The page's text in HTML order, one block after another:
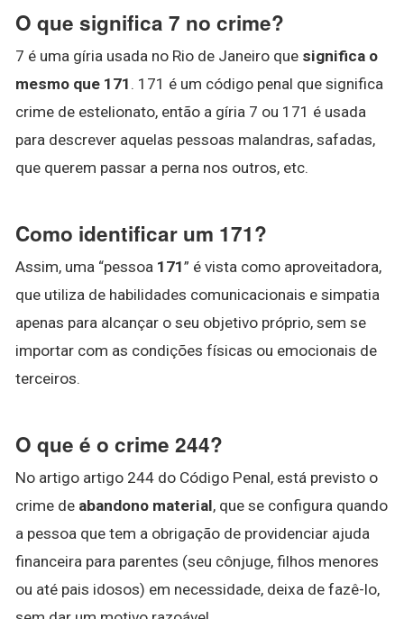
O que significa 7 no crime?
7 é uma gíria usada no Rio de Janeiro que significa o
mesmo que 171 . 171 é um código penal que significa
crime de estelionato, então a gíria 7 ou 171 é usada
para descrever aquelas pessoas malandras, safadas,
que querem passar a perna nos outros, etc.
Como identificar um 171?
Assim, uma “pessoa 171” é vista como aproveitadora,
que utiliza de habilidades comunicacionais e simpatia
apenas para alcançar o seu objetivo próprio, sem se
importar com as condições físicas ou emocionais de
terceiros.
O que é o crime 244?
No artigo artigo 244 do Código Penal, está previsto o
crime de abandono material, que se configura quando
a pessoa que tem a obrigação de providenciar ajuda
financeira para parentes (seu cônjuge, filhos menores
ou até pais idosos) em necessidade, deixa de fazê-lo,